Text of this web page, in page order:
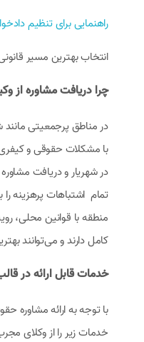
راهنمایی برای تنظیم
انتخاب بهترین مسیر
چرا دریافت مشاوره از
در مناطق پرجمعیتی مانند
با مشکلات حقوقی و
در شهریار و دریافت
تمام اشتباهات پرهزینه
منطقه با قوانین محلی،
کامل دارند و می‌توانند
خدمات قابل ارائه در
با توجه به ارائه مشاوره
خدمات زیر را از وکلای